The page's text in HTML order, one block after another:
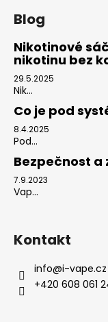
Blog
Nikotinové
nikotinu bez
29.5.2025
Nik...
Co je pod
8.4.2025
Pod...
Bezpečnost
7.9.2023
Vap...
Kontakt
info@i-vape.cz
+420 608 061